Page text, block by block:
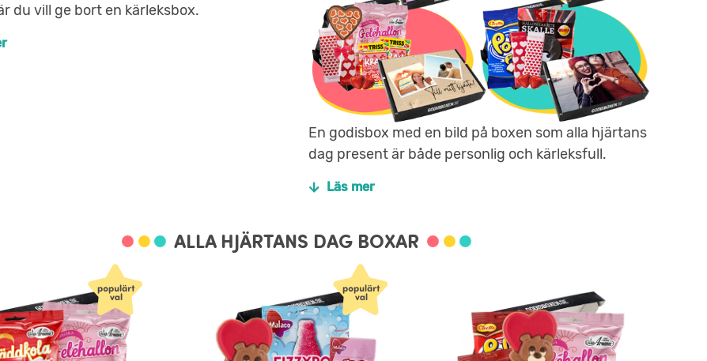
du vill ge bort en kärleksbox.
En godisbox med en bild på boxen som alla hjärtans
dag present är både personlig och kärleksfull.
Läs mer
ALLA HJÄRTANS DAG BOXAR